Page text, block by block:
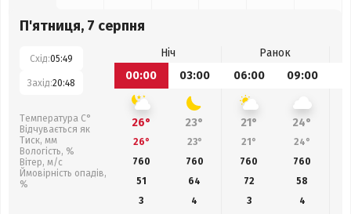
П'ятниця, 7 серпня
Схід:05:49
Захід:20:48
Температура С°
Відчувається як
Тиск, мм
Вологість, %
Вітер, м/с
Ймовірність опадів,
%
Ніч
Ранок
00:00
03:00 06:00 09:00
26° 23° 21° 24°
26° 23° 21° 24°
760
760 760 760
51
64 72 58
3
4 3
4